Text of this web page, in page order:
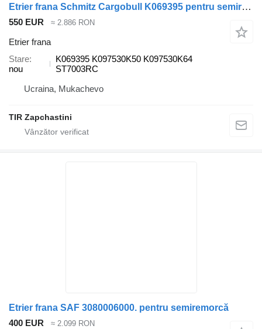
Etrier frana Schmitz Cargobull K069395 pentru semiremorcă Schmitz Cargobull
550 EUR ≈ 2.886 RON
Etrier frana
Stare
nou
K069395 K097530K50 K097530K64
ST7003RC
Ucraina, Mukachevo
TIR Zapchastini
Etrier frana SAF 3080006000. pentru semiremorcă
400 EUR
≈ 2.099 RON